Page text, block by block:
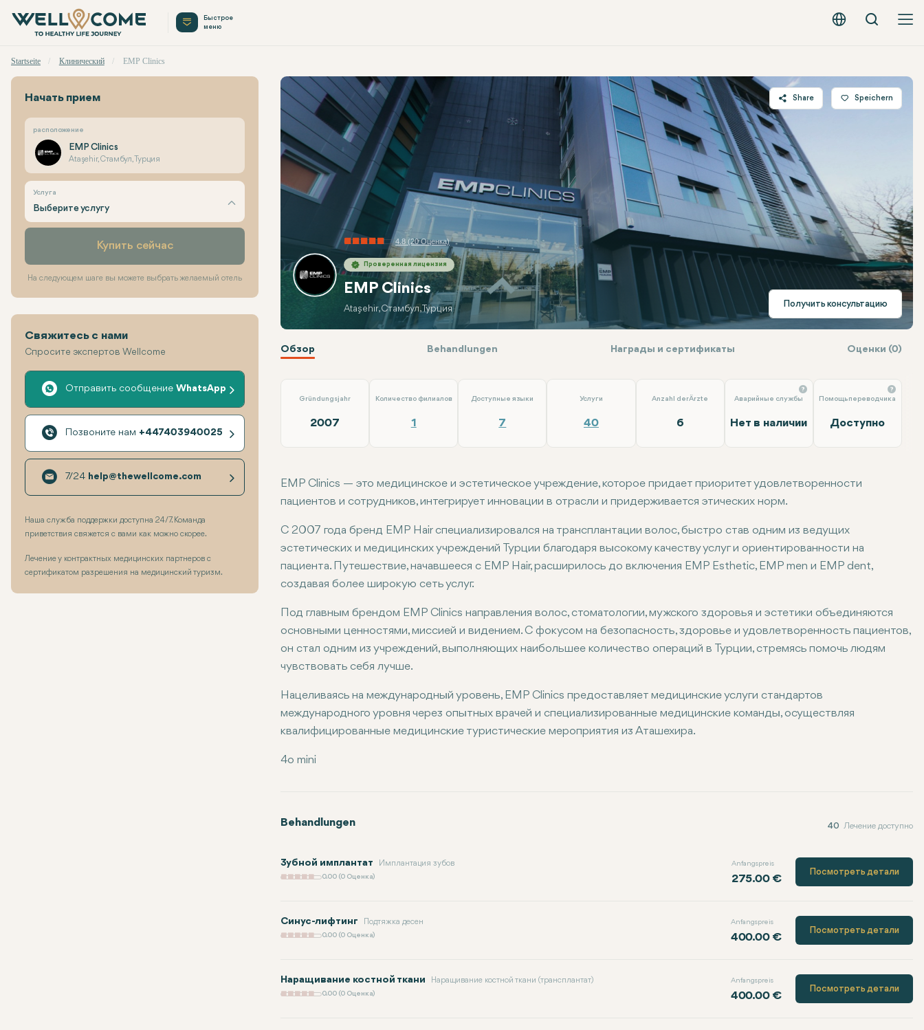
Русский - EUR
Вызов
Быстрое
меню
Startseite Клинический EMP Clinics
4.8 (20 Оценка)
Проверенная лицензия
EMP Clinics
Ataşehir, Стамбул, Турция
Share
Facebook
Linkedin
WhatsApp
Telegram
E-mail
Speichern
Получить консультацию
Обзор Behandlungen Награды и сертификаты Оценки (0)
Gründungsjahr
2007
Количество филиалов
1
Доступные языки
7
Услуги
40
Anzahl der Ärzte
6
Аварийные службы
Нет в наличии
Помощь переводчика
Доступно
EMP Clinics — это медицинское и эстетическое учреждение, которое придает приоритет удовлетворенности
пациентов и сотрудников, интегрирует инновации в отрасли и придерживается этических норм.
С 2007 года бренд EMP Hair специализировался на трансплантации волос, быстро став одним из ведущих
эстетических и медицинских учреждений Турции благодаря высокому качеству услуг и ориентированности на
пациента. Путешествие, начавшееся с EMP Hair, расширилось до включения EMP Esthetic, EMP men и EMP dent,
создавая более широкую сеть услуг.
Под главным брендом EMP Clinics направления волос, стоматологии, мужского здоровья и эстетики объединяются
основными ценностями, миссией и видением. С фокусом на безопасность, здоровье и удовлетворенность пациентов,
он стал одним из учреждений, выполняющих наибольшее количество операций в Турции, стремясь помочь людям
чувствовать себя лучше.
Нацеливаясь на международный уровень, EMP Clinics предоставляет медицинские услуги стандартов
международного уровня через опытных врачей и специализированные медицинские команды, осуществляя
квалифицированные медицинские туристические мероприятия из Аташехира.
4o mini
Behandlungen 40 Лечение доступно
Зубной имплантат Имплантация зубов
0.00 (0 Оценка)
Anfangspreis
275.00 €
Посмотреть детали
Синус-лифтинг Подтяжка десен
0.00 (0 Оценка)
Anfangspreis
400.00 €
Посмотреть детали
Наращивание костной ткани Наращивание костной ткани (трансплантат)
0.00 (0 Оценка)
Anfangspreis
400.00 €
Посмотреть детали
Начать прием
расположение
EMP Clinics
Ataşehir, Стамбул, Турция
Услуга
Выберите услугу
Купить сейчас
На следующем шаге вы можете выбрать желаемый отель
Свяжитесь с нами
Спросите экспертов Wellcome
Отправить сообщение WhatsApp
Позвоните нам +447403940025
7/24 help@thewellcome.com
Наша служба поддержки доступна 24/7. Команда
приветствия свяжется с вами как можно скорее.
Лечение у контрактных медицинских партнеров с
сертификатом разрешения на медицинский туризм.